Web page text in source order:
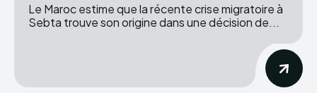
Le Maroc estime que la récente crise migratoire à
Sebta trouve son origine dans une décision de...